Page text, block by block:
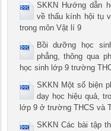
SKKN Hướng dẫn
về thấu kính hội tụ
trong môn Vật lí 9
Bồi dưỡng học
phẳng, thông qua
học sinh lớp 9 trường
SKKN Một số biện
dạy học hiệu quả,
lớp 9 ở trường THCS và
SKKN Các bài tập